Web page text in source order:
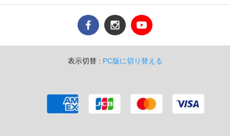
表示切替 : PC版に切り替える